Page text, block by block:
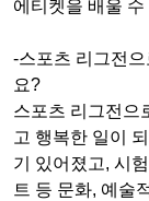
에티켓을 배울
-스포츠 리그전
요?
스포츠 리그전으
고 행복한 일이
기 있어졌고, 시
트 등 문화, 예술